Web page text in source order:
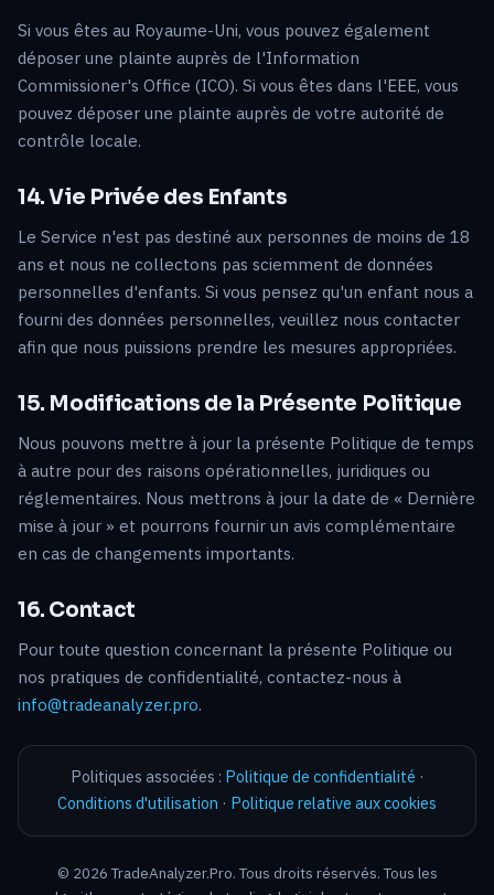
Si vous êtes au Royaume-Uni, vous pouvez également
déposer une plainte auprès de l'Information
Commissioner's Office (ICO). Si vous êtes dans l'EEE, vous
pouvez déposer une plainte auprès de votre autorité de
contrôle locale.
14. Vie Privée des Enfants
Le Service n'est pas destiné aux personnes de moins de 18
ans et nous ne collectons pas sciemment de données
personnelles d'enfants. Si vous pensez qu'un enfant nous a
fourni des données personnelles, veuillez nous contacter
afin que nous puissions prendre les mesures appropriées.
15. Modifications de la Présente Politique
Nous pouvons mettre à jour la présente Politique de temps
à autre pour des raisons opérationnelles, juridiques ou
réglementaires. Nous mettrons à jour la date de « Dernière
mise à jour » et pourrons fournir un avis complémentaire
en cas de changements importants.
16. Contact
Pour toute question concernant la présente Politique ou
nos pratiques de confidentialité, contactez-nous à
info@tradeanalyzer.pro.
Politiques associées : Politique de confidentialité ·
Conditions d'utilisation · Politique relative aux cookies
© 2026TradeAnalyzer.Pro. Tous droits réservés. Tous les